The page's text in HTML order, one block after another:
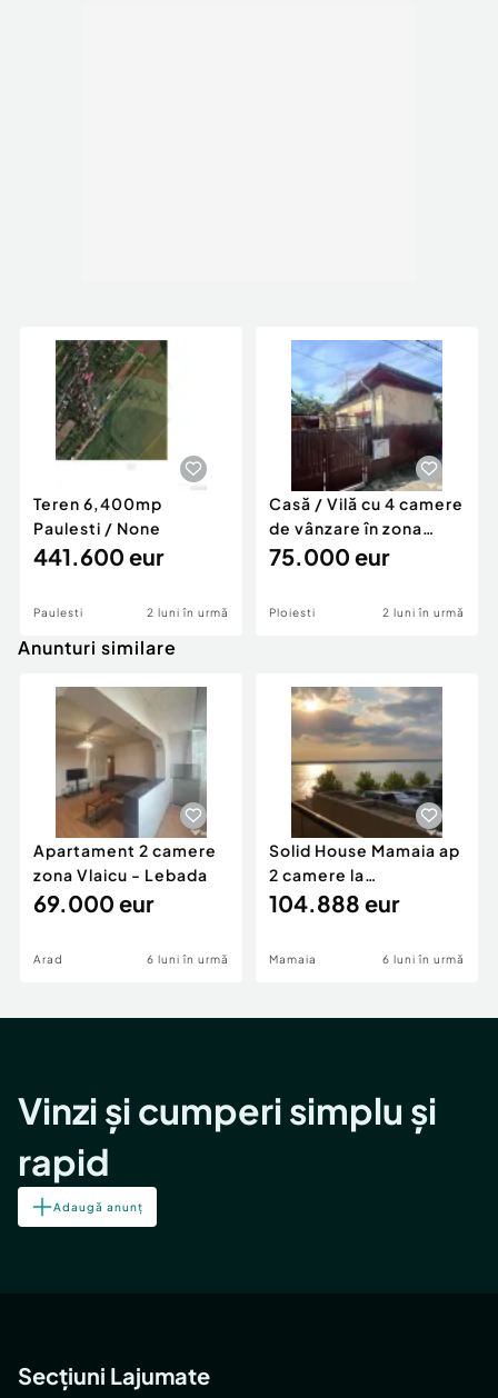
Teren 6,400mp
Paulesti / None
441.600 eur
Paulesti 2 luni în urmă
Casă / Vilă cu 4 camere
de vânzare în zona
Gheorghe Doja
75.000 eur
Ploiesti 2 luni în urmă
Anunturi similare
Apartament 2 camere
zona Vlaicu - Lebada
69.000 eur
Arad 6 luni în urmă
Solid House Mamaia ap
2 camere la
cheie,langa Mega
104.888 eur
Mamaia 6 luni în urmă
Vinzi și cumperi simplu și
rapid
Adaugă anunț
Secțiuni Lajumate